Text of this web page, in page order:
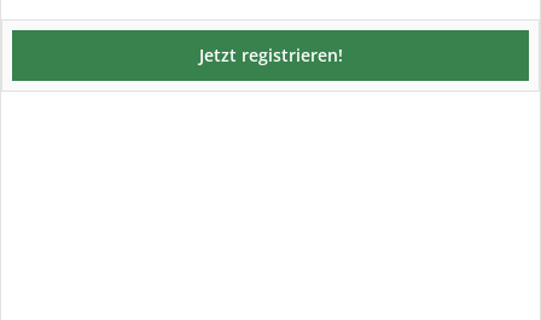
Jetzt registrieren!